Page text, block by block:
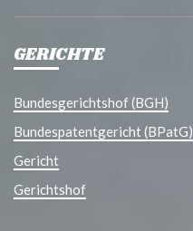
GERICHTE
Bundesgerichtshof (BGH)
Bundespatentgericht (BPatG)
Gericht
Gerichtshof